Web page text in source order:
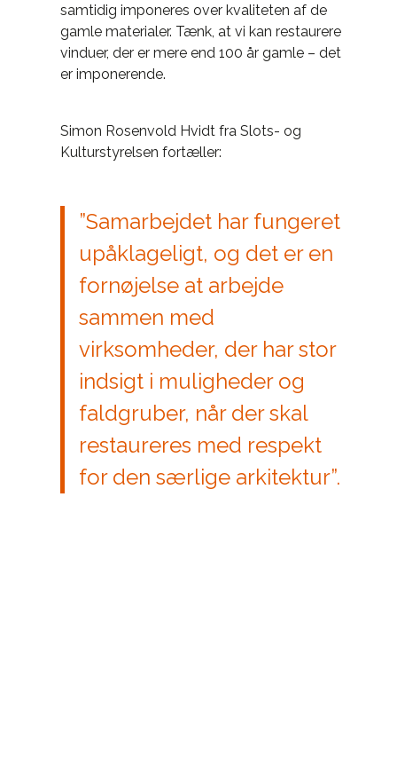
samtidig imponeres over kvaliteten af de
gamle materialer. Tænk, at vi kan restaurere
vinduer, der er mere end 100 år gamle – det
er imponerende.
Simon Rosenvold Hvidt fra Slots- og
Kulturstyrelsen fortæller:
”Samarbejdet har fungeret
upåklageligt, og det er en
fornøjelse at arbejde
sammen med
virksomheder, der har stor
indsigt i muligheder og
faldgruber, når der skal
restaureres med respekt
for den særlige arkitektur”.